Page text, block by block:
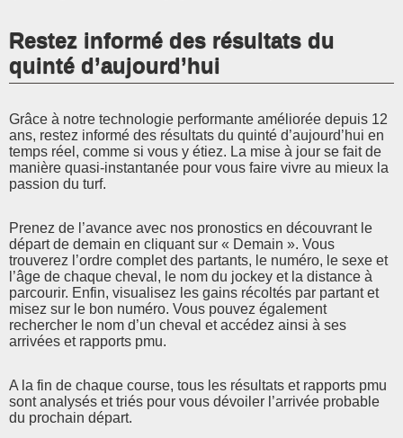
Restez informé des résultats du
quinté d’aujourd’hui
Grâce à notre technologie performante améliorée depuis 12
ans, restez informé des résultats du quinté d’aujourd’hui en
temps réel, comme si vous y étiez. La mise à jour se fait de
manière quasi-instantanée pour vous faire vivre au mieux la
passion du turf.
Prenez de l’avance avec nos pronostics en découvrant le
départ de demain en cliquant sur « Demain ». Vous
trouverez l’ordre complet des partants, le numéro, le sexe et
l’âge de chaque cheval, le nom du jockey et la distance à
parcourir. Enfin, visualisez les gains récoltés par partant et
misez sur le bon numéro. Vous pouvez également
rechercher le nom d’un cheval et accédez ainsi à ses
arrivées et rapports pmu.
A la fin de chaque course, tous les résultats et rapports pmu
sont analysés et triés pour vous dévoiler l’arrivée probable
du prochain départ.